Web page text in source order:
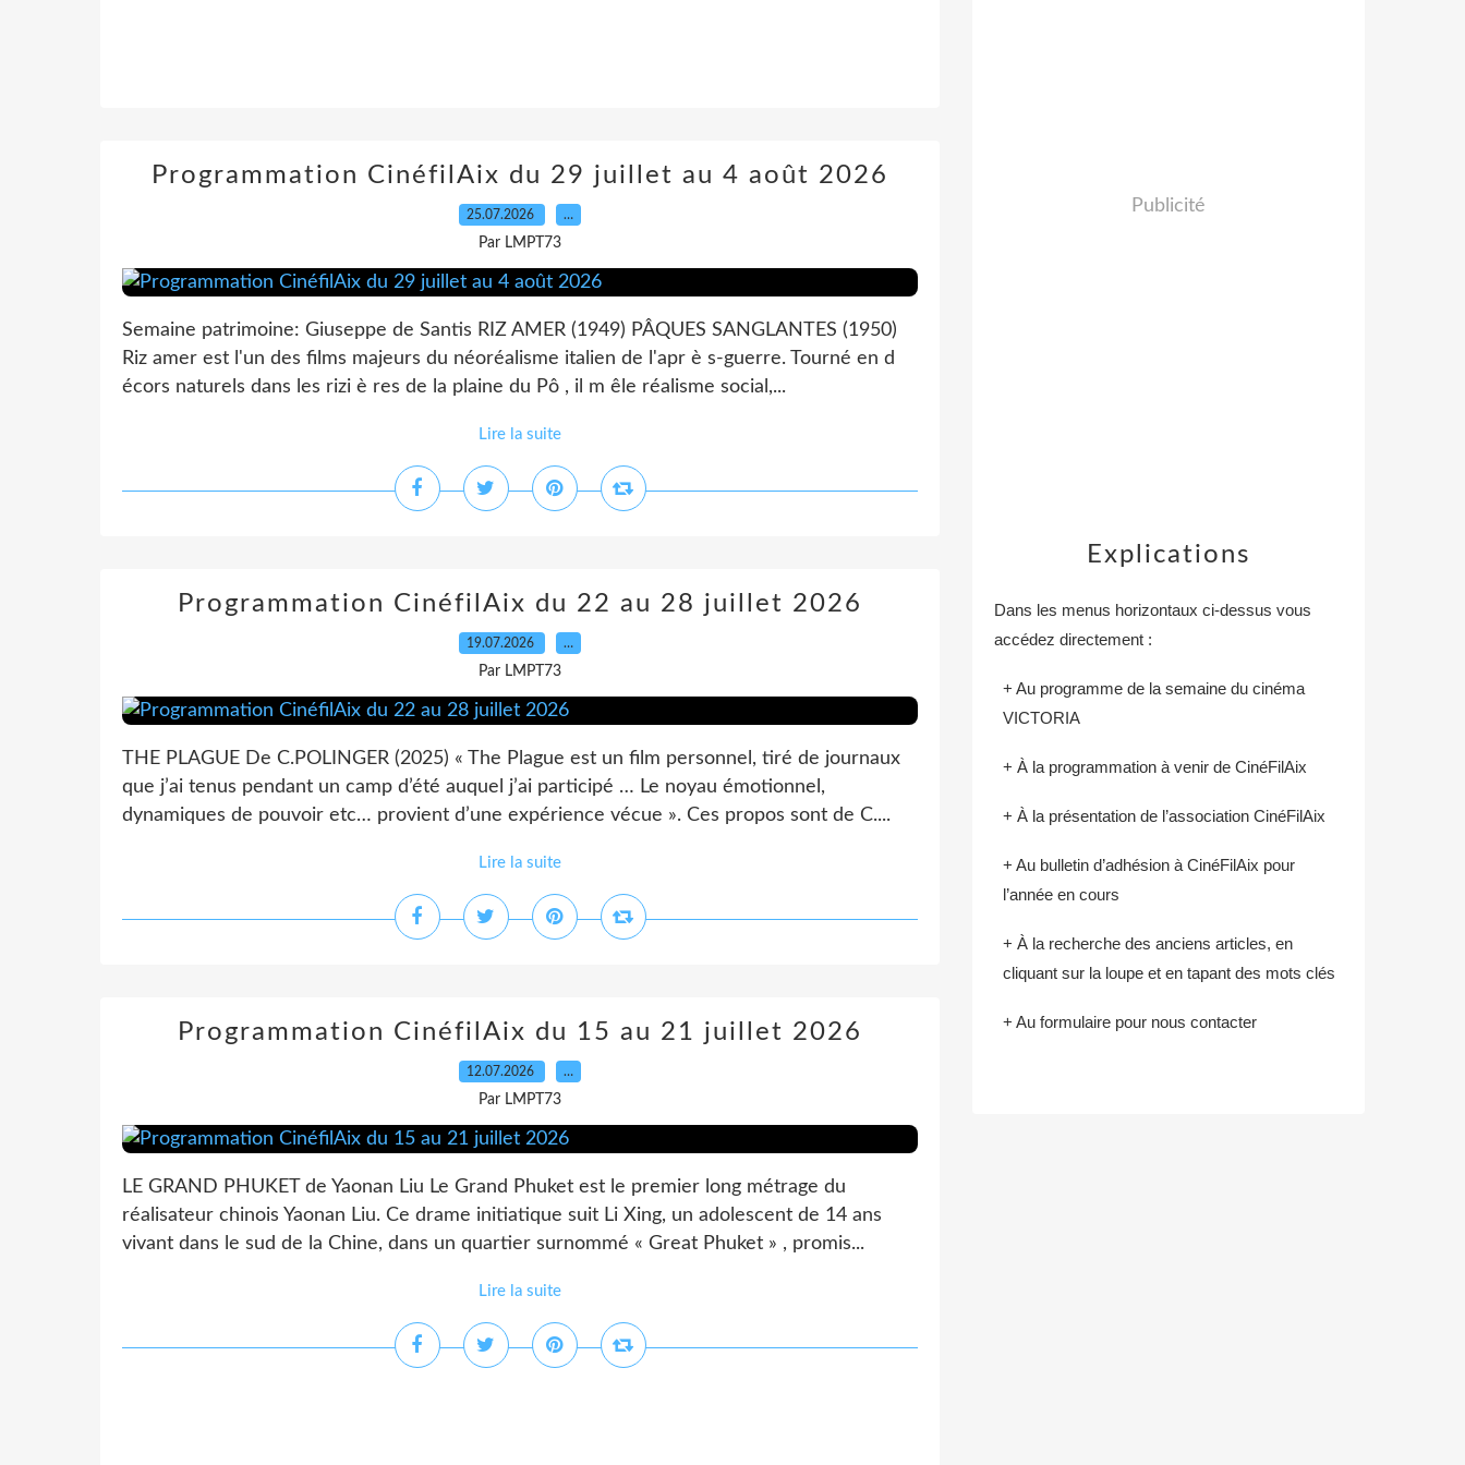
Programmation CinéfilAix du 29 juillet au 4 août 2026
25.07.2026 …
Par LMPT73
Semaine patrimoine: Giuseppe de Santis RIZ AMER (1949) PÂQUES SANGLANTES (1950)
Riz amer est l'un des films majeurs du néoréalisme italien de l'apr è s-guerre. Tourné en d
écors naturels dans les rizi è res de la plaine du Pô , il m êle réalisme social,...
Lire la suite
Programmation CinéfilAix du 22 au 28 juillet 2026
19.07.2026 …
Par LMPT73
THE PLAGUE De C.POLINGER (2025) « The Plague est un film personnel, tiré de journaux
que j’ai tenus pendant un camp d’été auquel j’ai participé … Le noyau émotionnel,
dynamiques de pouvoir etc… provient d’une expérience vécue ». Ces propos sont de C....
Lire la suite
Programmation CinéfilAix du 15 au 21 juillet 2026
12.07.2026 …
Par LMPT73
LE GRAND PHUKET de Yaonan Liu Le Grand Phuket est le premier long métrage du
réalisateur chinois Yaonan Liu. Ce drame initiatique suit Li Xing, un adolescent de 14 ans
vivant dans le sud de la Chine, dans un quartier surnommé « Great Phuket » , promis...
Lire la suite
Explications
Dans les menus horizontaux ci-dessus vous
accédez directement :
+ Au programme de la semaine du cinéma
VICTORIA
+ À la programmation à venir de CinéFilAix
+ À la présentation de l’association CinéFilAix
+ Au bulletin d’adhésion à CinéFilAix pour
l’année en cours
+ À la recherche des anciens articles, en
cliquant sur la loupe et en tapant des mots clés
+ Au formulaire pour nous contacter
Publicité